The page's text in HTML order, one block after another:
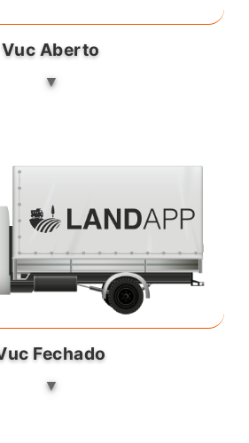
Vuc Aberto
Fechado